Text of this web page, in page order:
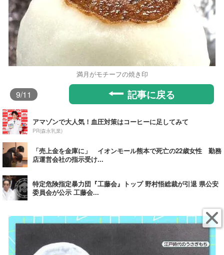
満月がモチーフの焼き印
9/11 記事に戻る
アマゾンで大人気！血圧対策はコーヒーに足してみて
PR(森永乳業)
「売上金を金庫に」 イオンモール熊本で死亡の22歳女性 勤務
店運営会社の指示受け...
特定危険指定暴力団『工藤会』トップ 野村悟総裁が引退 県公安
委員会が公示 工藤会...